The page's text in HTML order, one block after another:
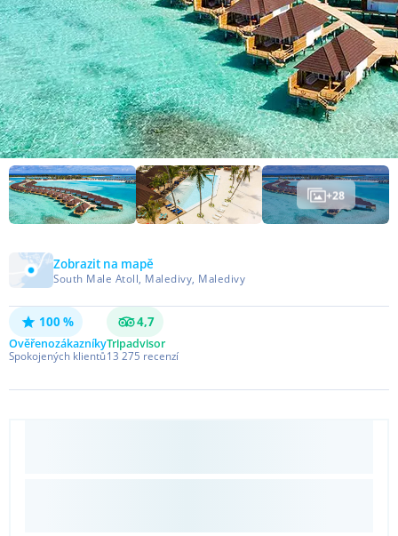
+28
Zobrazit na mapě
South Male Atoll, Maledivy, Maledivy
100 %
Ověřenozákazníky
Spokojených klientů
4,7
Tripadvisor
13 275 recenzí